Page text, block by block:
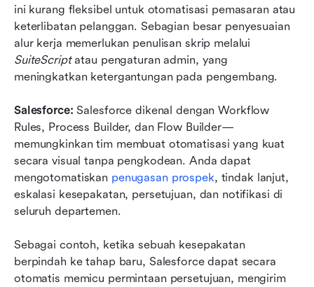
ini kurang fleksibel untuk otomatisasi pemasaran atau
keterlibatan pelanggan. Sebagian besar penyesuaian
SuiteScript atau pengaturan admin, yang
meningkatkan ketergantungan pada pengembang.
Salesforce: Salesforce dikenal dengan Workflow
Rules, Process Builder, dan Flow Builder—
memungkinkan tim membuat otomatisasi yang kuat
secara visual tanpa pengkodean. Anda dapat
mengotomatiskan penugasan prospek, tindak lanjut,
eskalasi kesepakatan, persetujuan, dan notifikasi di
seluruh departemen.
Sebagai contoh, ketika sebuah kesepakatan
berpindah ke tahap baru, Salesforce dapat secara
otomatis memicu permintaan persetujuan, mengirim